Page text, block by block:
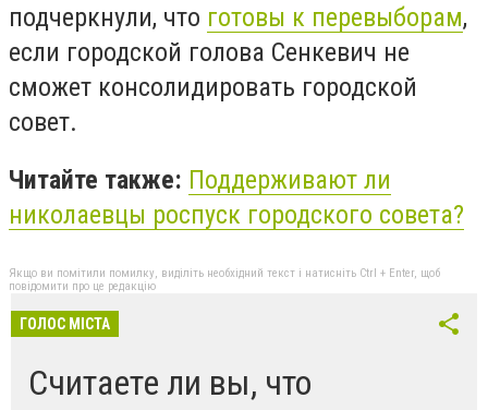
подчеркнули, что готовы к перевыборам,
если городской голова Сенкевич не
сможет консолидировать городской
совет.
Читайте также: Поддерживают ли
николаевцы роспуск городского совета?
Якщо ви помітили помилку, виділіть необхідний текст і натисніть Ctrl + Enter, щоб
повідомити про це редакцію
ГОЛОС МІСТА
Считаете ли вы, что